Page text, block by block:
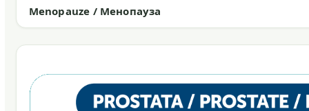
Menopauze / Менопауза